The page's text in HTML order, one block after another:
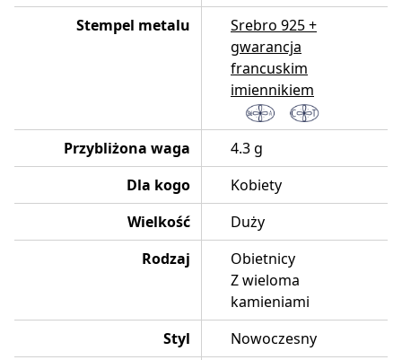
Stempel metalu
Srebro 925 +
gwarancja
francuskim
imiennikiem
Przybliżona waga
4.3 g
Dla kogo
Kobiety
Wielkość
Duży
Rodzaj
Obietnicy
Z wieloma
kamieniami
Styl
Nowoczesny